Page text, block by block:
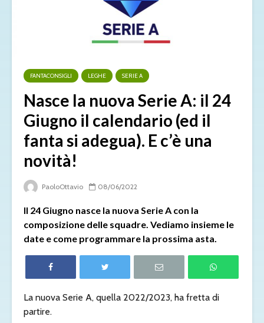
FANTACONSIGLI LEGHE SERIE A
Nasce la nuova Serie A: il 24
Giugno il calendario (ed il
fanta si adegua). E c’è una
novità!
PaoloOttavio 08/06/2022
Il 24 Giugno nasce la nuova Serie A con la
composizione delle squadre. Vediamo insieme le
date e come programmare la prossima asta.
La nuova Serie A, quella 2022/2023, ha fretta di
partire.